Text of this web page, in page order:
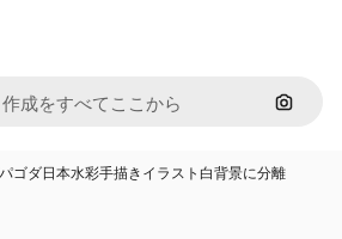
画像で
パゴダ日本水彩手描きイラスト白背景に分離